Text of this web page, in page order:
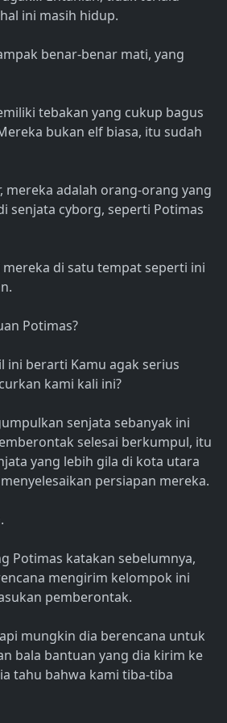
ini masih hidup.
benar-benar mati, yang
tebakan yang cukup bagus
bukan elf biasa, itu sudah
mereka adalah orang-orang yang
senjata cyborg, seperti Potimas
di satu tempat seperti ini
Potimas?
ini berarti Kamu agak serius
kami kali ini?
senjata sebanyak ini
selesai berkumpul, itu
yang lebih gila di kota utara
persiapan mereka.
Potimas katakan sebelumnya,
mengirim kelompok ini
pemberontak.
mungkin dia berencana untuk
bala bantuan yang dia kirim ke
tahu bahwa kami tiba-tiba